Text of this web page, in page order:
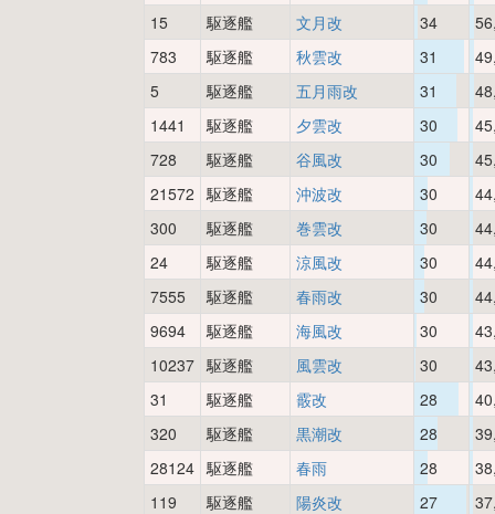
15
駆逐艦 文月改 34
783
駆逐艦 秋雲改 31
5
駆逐艦 五月雨改 31
1441
駆逐艦 夕雲改 30
728
駆逐艦 谷風改 30
21572 駆逐艦 沖波改 30
300
駆逐艦 巻雲改 30
24
駆逐艦 涼風改 30
7555
駆逐艦 春雨改 30
9694
駆逐艦 海風改 30
10237 駆逐艦 風雲改 30
31
駆逐艦 霰改 28
320
駆逐艦 黒潮改 28
28124 駆逐艦 春雨 28
119
駆逐艦 陽炎改 27